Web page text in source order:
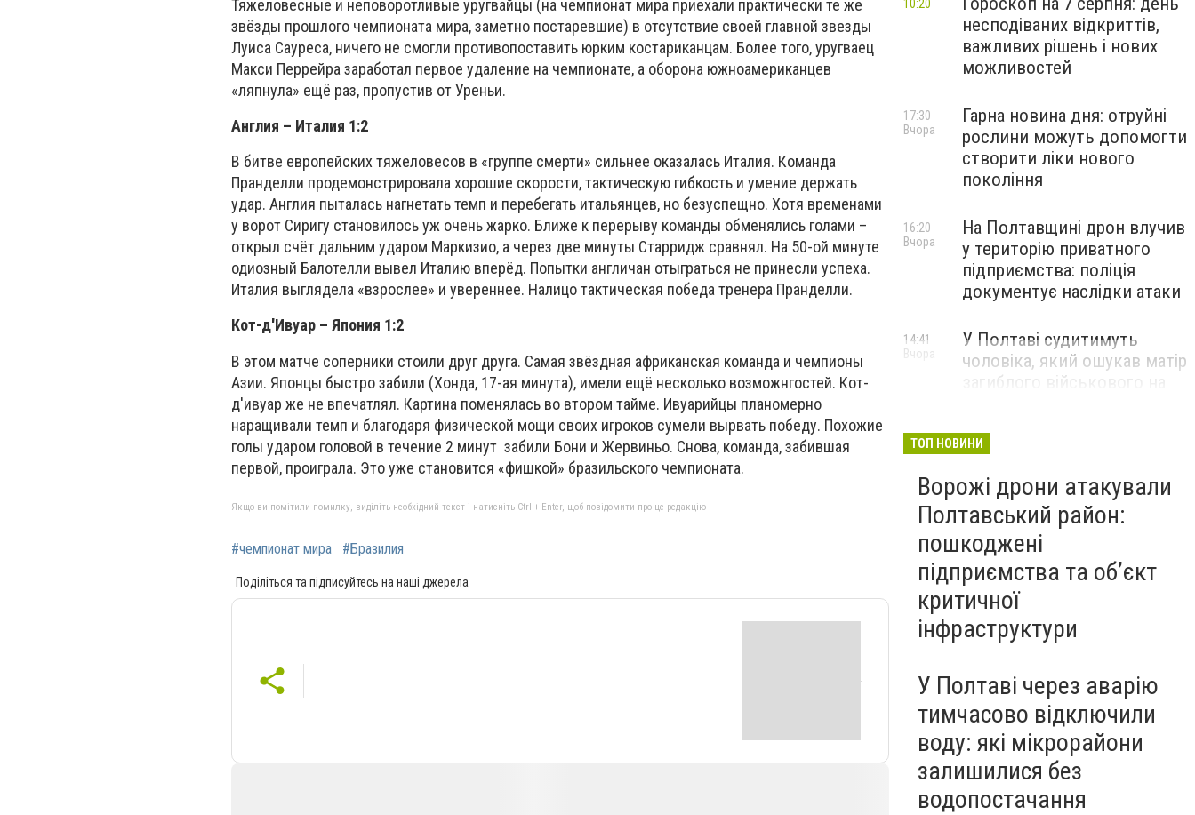
Тяжеловесные и неповоротливые уругвайцы (на чемпионат мира приехали практически те же
звёзды прошлого чемпионата мира, заметно постаревшие) в отсутствие своей главной звезды
Луиса Сауреса, ничего не смогли противопоставить юрким костариканцам. Более того, уругваец
Макси Перрейра заработал первое удаление на чемпионате, а оборона южноамериканцев
«ляпнула» ещё раз, пропустив от Уреньи.
Англия – Италия 1:2
В битве европейских тяжеловесов в «группе смерти» сильнее оказалась Италия. Команда
Пранделли продемонстрировала хорошие скорости, тактическую гибкость и умение держать
удар. Англия пыталась нагнетать темп и перебегать итальянцев, но безуспещно. Хотя временами
у ворот Сиригу становилось уж очень жарко. Ближе к перерыву команды обменялись голами –
открыл счёт дальним ударом Маркизио, а через две минуты Старридж сравнял. На 50-ой минуте
одиозный Балотелли вывел Италию вперёд. Попытки англичан отыграться не принесли успеха.
Италия выглядела «взрослее» и увереннее. Налицо тактическая победа тренера Пранделли.
Кот-д'Ивуар – Япония 1:2
В этом матче соперники стоили друг друга. Самая звёздная африканская команда и чемпионы
Азии. Японцы быстро забили (Хонда, 17-ая минута), имели ещё несколько возможнгостей. Кот-
д'ивуар же не впечатлял. Картина поменялась во втором тайме. Ивуарийцы планомерно
наращивали темп и благодаря физической мощи своих игроков сумели вырвать победу. Похожие
голы ударом головой в течение 2 минут забили Бони и Жервиньо. Снова, команда, забившая
первой, проиграла. Это уже становится «фишкой» бразильского чемпионата.
Якщо ви помітили помилку, виділіть необхідний текст і натисніть Ctrl + Enter, щоб повідомити про це редакцію
#чемпионат мира #Бразилия
Поділіться та підписуйтесь на наші джерела
несподіваних відкриттів,
важливих рішень і нових
можливостей
10:20
Гарна новина дня: отруйні
рослини можуть допомогти
створити ліки нового
покоління
17:30
Вчора
На Полтавщині дрон влучив
у територію приватного
підприємства: поліція
документує наслідки атаки
16:20
Вчора
У Полтаві судитимуть
чоловіка, який ошукав матір
загиблого військового на
14:41
Вчора
ТОП НОВИНИ
Ворожі дрони атакували
Полтавський район:
пошкоджені
підприємства та об’єкт
критичної
інфраструктури
У Полтаві через аварію
тимчасово відключили
воду: які мікрорайони
залишилися без
водопостачання